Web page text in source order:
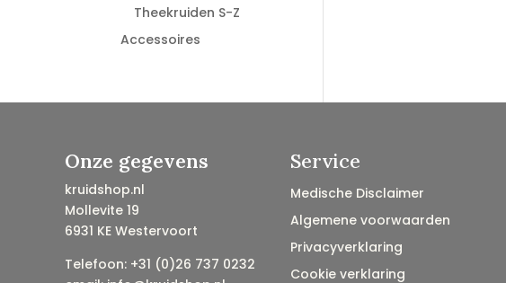
Theekruiden S-Z
Accessoires
Onze gegevens
kruidshop.nl
Mollevite 19
6931 KE Westervoort
Telefoon: +31 (0)26 737 0232
Service
Medische Disclaimer
Algemene voorwaarden
Privacyverklaring
Cookie verklaring